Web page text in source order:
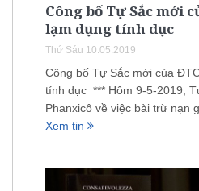
Công bố Tự Sắc mới
lạm dụng tính dục
Thứ Sáu 10.05.2019
Công bố Tự Sắc mới của
tính dục *** Hôm 9-5-2019,
Phanxicô về việc bài trừ nạn
Xem tin